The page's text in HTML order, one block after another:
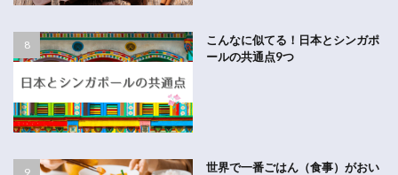
こんなに似てる！日本とシンガポ
ールの共通点9つ
世界で一番ごはん（食事）がおい